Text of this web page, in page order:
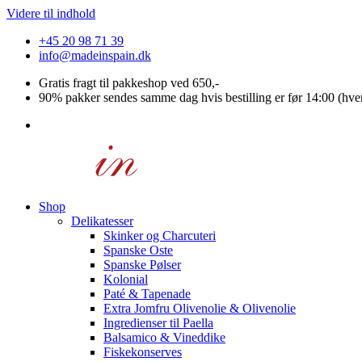
Videre til indhold
+45 20 98 71 39
info@madeinspain.dk
Gratis fragt til pakkeshop ved 650,-
90% pakker sendes samme dag hvis bestilling er før 14:00
Shop
Delikatesser
Skinker og Charcuteri
Spanske Oste
Spanske Pølser
Kolonial
Paté & Tapenade
Extra Jomfru Olivenolie & Olivenolie
Ingredienser til Paella
Balsamico & Vineddike
Fiskekonserves